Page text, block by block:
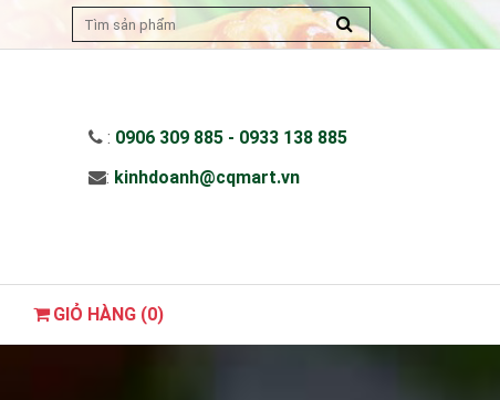
: 0906 309 885 - 0933 138 885
: kinhdoanh@cqmart.vn
GIỎ HÀNG (0)